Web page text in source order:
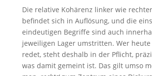
Die relative Kohärenz linker wie
befindet sich in Auflösung, und die
eindeutigen Begriffe sind auch
jeweiligen Lager umstritten. Wer heute
redet, steht deshalb in der Pflicht,
was damit gemeint ist. Das gilt umso